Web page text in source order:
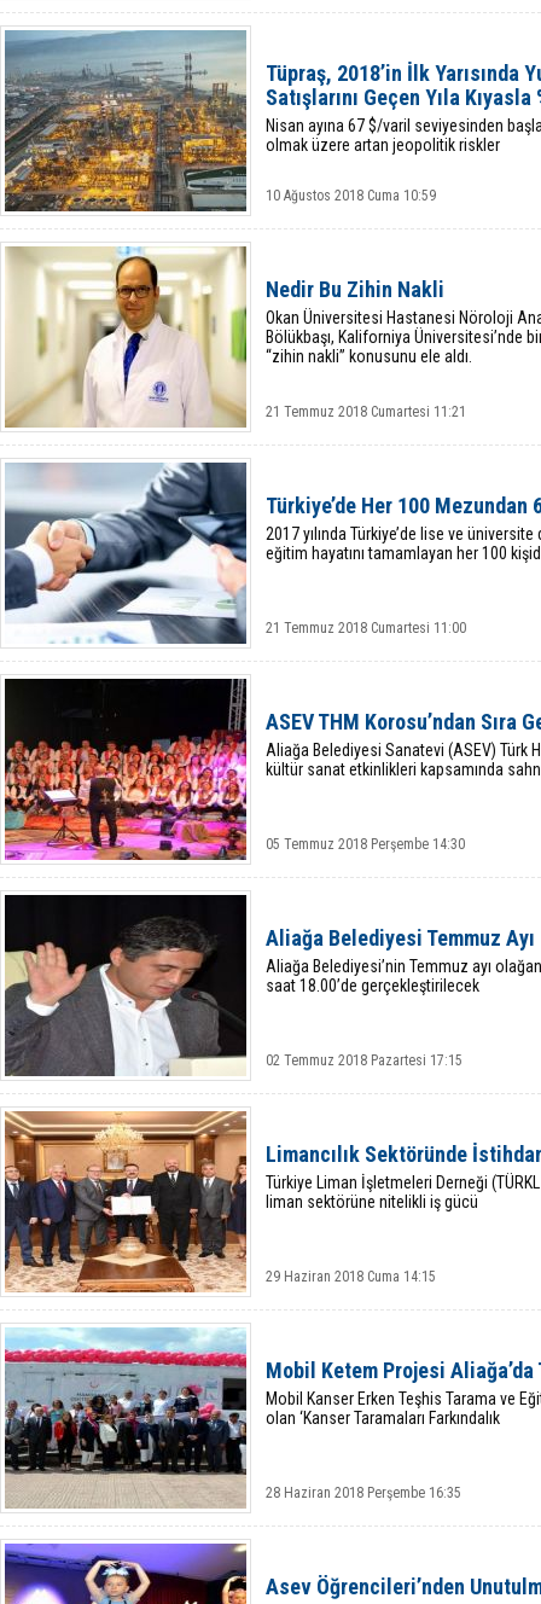
Tüpraş, 2018’in İlk Yarısında
Satışlarını Geçen Yıla Kıyasla
Nisan ayına 67 $/varil seviyesinden
olmak üzere artan jeopolitik riskler
10 Ağustos 2018 Cuma 10:59
Nedir Bu Zihin Nakli
Okan Üniversitesi Hastanesi Nöroloji
Bölükbaşı, Kaliforniya Üniversitesi’nde
“zihin nakli” konusunu ele aldı.
21 Temmuz 2018 Cumartesi 11:21
Türkiye’de Her 100 Mezundan
2017 yılında Türkiye’de lise ve
eğitim hayatını tamamlayan her 100
21 Temmuz 2018 Cumartesi 11:00
ASEV THM Korosu’ndan Sıra
Aliağa Belediyesi Sanatevi (ASEV) Türk
kültür sanat etkinlikleri kapsamında
05 Temmuz 2018 Perşembe 14:30
Aliağa Belediyesi Temmuz
Aliağa Belediyesi’nin Temmuz ayı
saat 18.00’de gerçekleştirilecek
02 Temmuz 2018 Pazartesi 17:15
Limancılık Sektöründe
Türkiye Liman İşletmeleri Derneği
liman sektörüne nitelikli iş gücü
29 Haziran 2018 Cuma 14:15
Mobil Ketem Projesi Aliağa’da
Mobil Kanser Erken Teşhis Tarama ve
olan ‘Kanser Taramaları Farkındalık
28 Haziran 2018 Perşembe 16:35
Asev Öğrencileri’nden